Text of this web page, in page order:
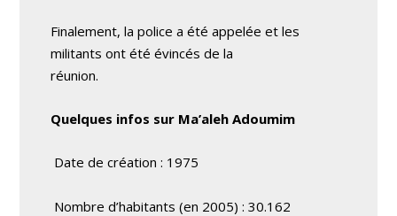
Finalement, la police a été appelée et les
militants ont été évincés de la
réunion.
Quelques infos sur Ma’aleh Adoumim
Date de création : 1975
Nombre d’habitants (en 2005) : 30.162